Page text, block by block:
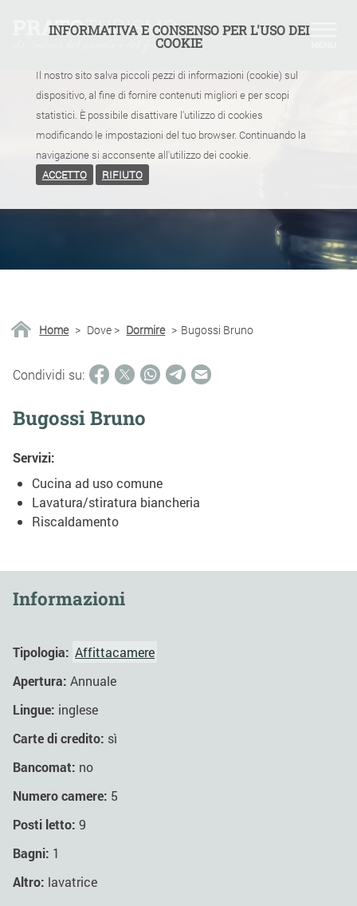
INFORMATIVA E CONSENSO PER L'USO DEI
COOKIE
Il nostro sito salva piccoli pezzi di informazioni (cookie) sul
dispositivo, al fine di fornire contenuti migliori e per scopi
statistici. È possibile disattivare l'utilizzo di cookies
modificando le impostazioni del tuo browser. Continuando la
navigazione si acconsente all'utilizzo dei cookie.
ACCETTO
RIFIUTO
Home > Dove > Dormire > Bugossi Bruno
Condividi su:
Bugossi Bruno
Servizi:
Cucina ad uso comune
Lavatura/stiratura biancheria
Riscaldamento
Informazioni
Tipologia: Affittacamere
Apertura: Annuale
Lingue: inglese
Carte di credito: sì
Bancomat: no
Numero camere: 5
Posti letto: 9
Bagni: 1
Altro: lavatrice